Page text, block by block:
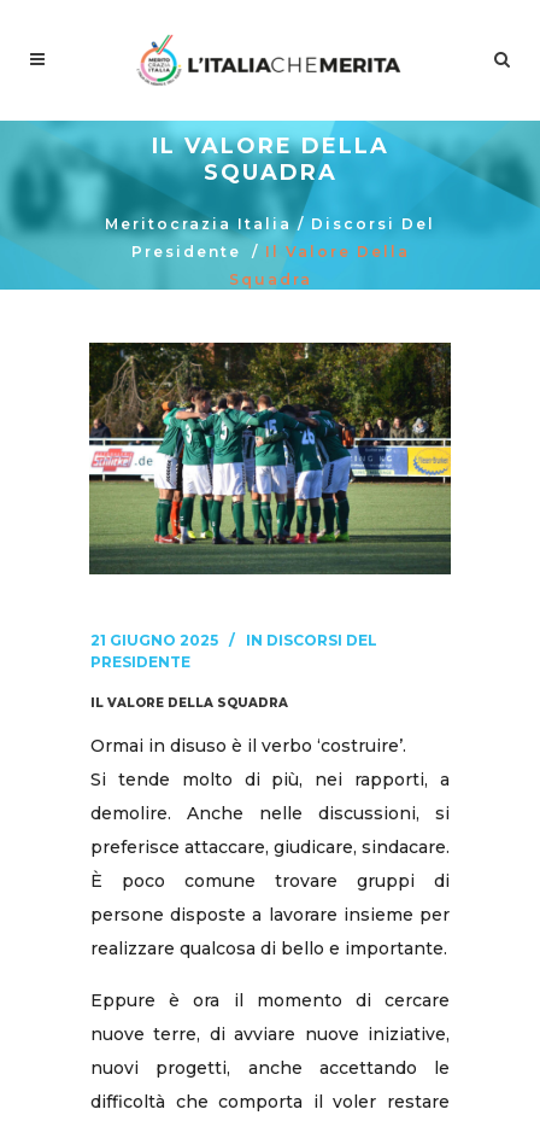
IL VALORE DELLA
SQUADRA
Meritocrazia Italia / Discorsi Del
Presidente
/ Il Valore Della
Squadra
21 GIUGNO 2025 IN DISCORSI DEL
PRESIDENTE
IL VALORE DELLA SQUADRA
Ormai in disuso è il verbo ‘costruire’.
Si tende molto di più, nei rapporti, a
demolire. Anche nelle discussioni, si
preferisce attaccare, giudicare, sindacare.
È poco comune trovare gruppi di
persone disposte a lavorare insieme per
realizzare qualcosa di bello e importante.
Eppure è ora il momento di cercare
nuove terre, di avviare nuove iniziative,
nuovi progetti, anche accettando le
difficoltà che comporta il voler restare